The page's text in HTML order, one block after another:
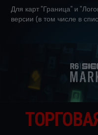
Для карт "Граница" и
версии (в том числе в